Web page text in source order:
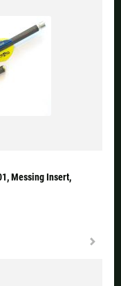
Messing Insert,